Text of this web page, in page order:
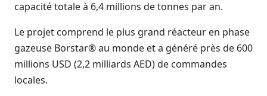
capacité totale à 6,4 millions de tonnes par an.
Le projet comprend le plus grand réacteur en phase
gazeuse Borstar® au monde et a généré près de 600
millions USD (2,2 milliards AED) de commandes
locales.